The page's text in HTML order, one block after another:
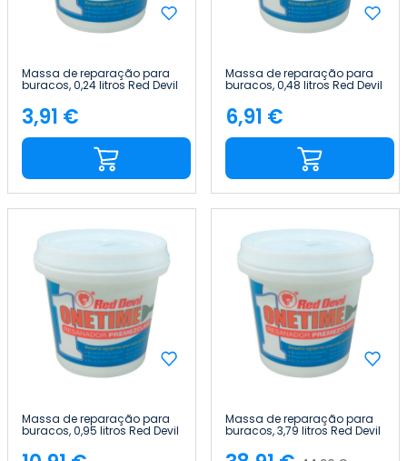
Massa de reparação para
buracos, 0,24 litros Red Devil
Preço
3,91 €
Massa de reparação para
buracos, 0,48 litros Red Devil
Preço
6,91 €
Massa de reparação para
buracos, 0,95 litros Red Devil
Massa de reparação para
buracos, 3,79 litros Red Devil